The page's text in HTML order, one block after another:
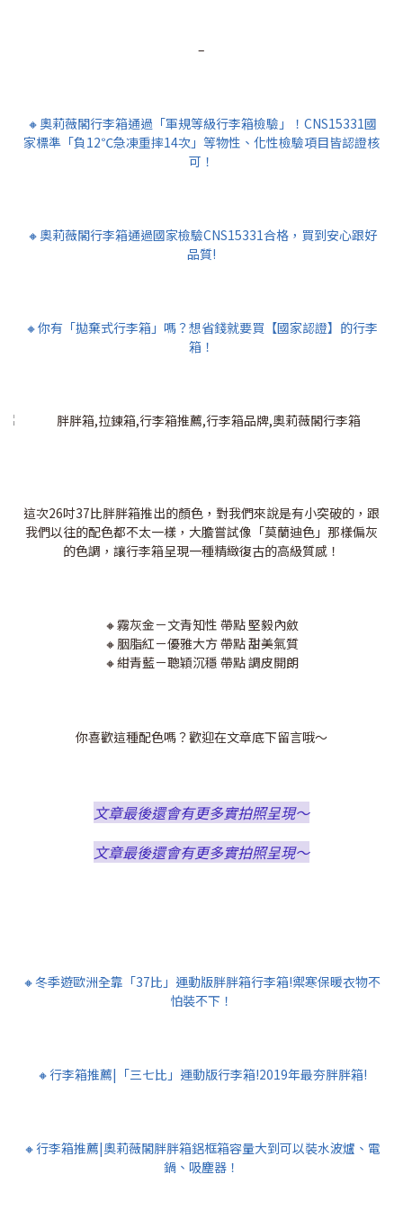
–
🔸奧莉薇閣行李箱通過「軍規等級行李箱檢驗」！CNS15331國
家標準「負12℃急凍重摔14次」等物性、化性檢驗項目皆認證核
可！
🔸奧莉薇閣行李箱通過國家檢驗CNS15331合格，買到安心跟好
品質!
🔸你有「拋棄式行李箱」嗎？想省錢就要買【國家認證】的行李
箱！
這次26吋37比胖胖箱推出的顏色，對我們來說是有小突破的，跟
我們以往的配色都不太一樣，大膽嘗試像「莫蘭迪色」那樣偏灰
的色調，讓行李箱呈現一種精緻復古的高級質感！
🔸霧灰金－文青知性 帶點 堅毅內斂
🔸胭脂紅－優雅大方 帶點 甜美氣質
🔸紺青藍－聰穎沉穩 帶點 調皮開朗
你喜歡這種配色嗎？歡迎在文章底下留言哦～
文章最後還會有更多實拍照呈現～
文章最後還會有更多實拍照呈現～
🔸冬季遊歐洲全靠「37比」運動版胖胖箱行李箱!禦寒保暖衣物不
怕裝不下！
🔸行李箱推薦|「三七比」運動版行李箱!2019年最夯胖胖箱!
🔸行李箱推薦|奧莉薇閣胖胖箱鋁框箱容量大到可以裝水波爐、電
鍋、吸塵器！